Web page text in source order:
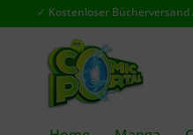
✓ Kostenloser Bücherversand